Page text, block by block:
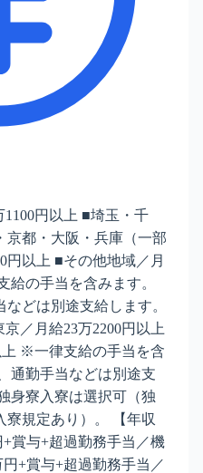
1100円以上 ■埼玉・千
京都・大阪・兵庫（一部
円以上 ■その他地域／月
給の手当を含みます。
どは別途支給します。
／月給23万2200円以上
上 ※一律支給の手当を含
通勤手当などは別途支
身寮入寮は選択可（独
寮規定あり）。 【年収
賞与+超過勤務手当／機
+賞与+超過勤務手当／